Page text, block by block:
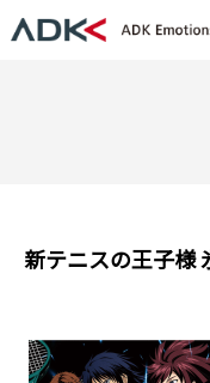
新テニスの王子